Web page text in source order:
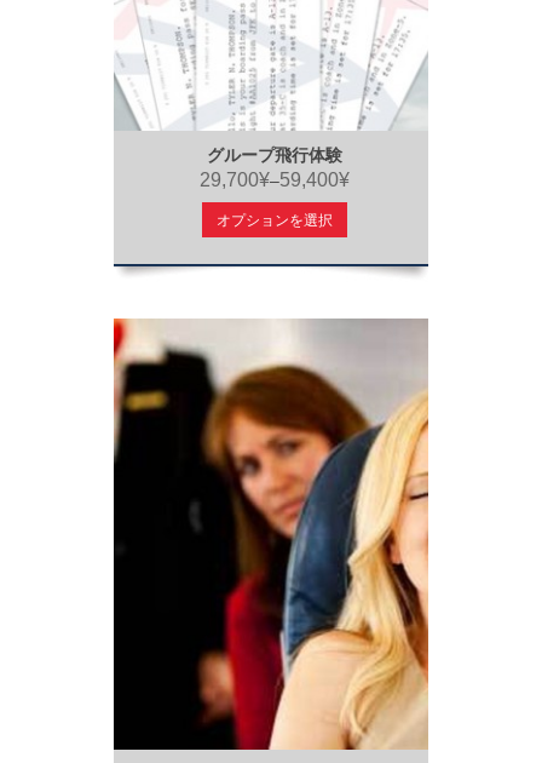
グループ飛行体験
29,700¥–59,400¥
オプションを選択